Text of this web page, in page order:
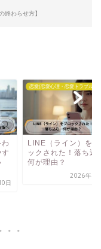
終わらせ方】
日
恋愛(恋愛心理・恋愛トラブル)
LINE（ライン）を
ックされた！落ち
何が理由？
2026年3